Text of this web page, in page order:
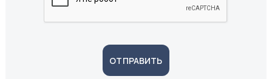
ОТПРАВИТЬ